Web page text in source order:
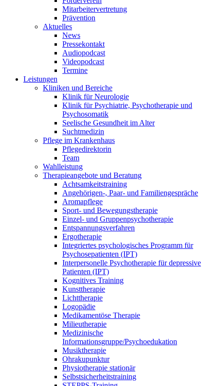
Mitarbeitervertretung
Prävention
Aktuelles
News
Pressekontakt
Audiopodcast
Videopodcast
Termine
Leistungen
Kliniken und Bereiche
Klinik für Neurologie
Klinik für Psychiatrie, Psychotherapie und
Psychosomatik
Seelische Gesundheit im Alter
Suchtmedizin
Pflege im Krankenhaus
Pflegedirektorin
Team
Wahlleistung
Therapieangebote und Beratung
Achtsamkeitstraining
Angehörigen-, Paar- und Familiengespräche
Aromapflege
Sport- und Bewegungstherapie
Einzel- und Gruppenpsychotherapie
Entspannungsverfahren
Ergotherapie
Integriertes psychologisches Programm für
Psychosepatienten (IPT)
Interpersonelle Psychotherapie für depressive
Patienten (IPT)
Kognitives Training
Kunsttherapie
Lichttherapie
Logopädie
Medikamentöse Therapie
Milieutherapie
Medizinische
Informationsgruppe/Psychoedukation
Musiktherapie
Ohrakupunktur
Physiotherapie stationär
Selbstsicherheitstraining